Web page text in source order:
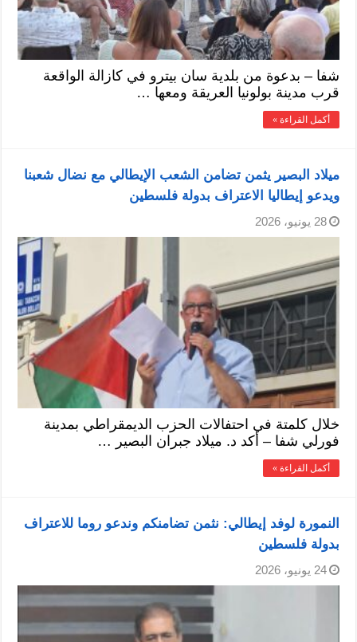
شفا – بدعوة من بلدية سان بيترو في كازالة الواقعة
قرب مدينة بولونيا العريقة ومعها …
أكمل القراءة »
ميلاد البصير يثمن تضامن الشعب الإيطالي مع نضال شعبنا
ويدعو إيطاليا الاعتراف بدولة فلسطين
28 يونيو، 2026
خلال كلمتة في احتفالات الحزب الديمقراطي بمدينة
فورلي شفا – أكد د. ميلاد جبران البصير …
أكمل القراءة »
النمورة لوفد إيطالي: نثمن تضامنكم وندعو روما للاعتراف
بدولة فلسطين
24 يونيو، 2026